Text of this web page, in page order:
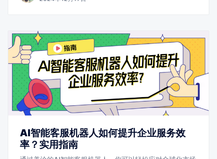
AI智能客服机器人如何提升企业服务效
率？实用指南